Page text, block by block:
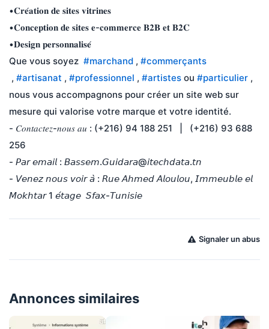
•𝐂𝐫𝐞́𝐚𝐭𝐢𝐨𝐧 𝐝𝐞 𝐬𝐢𝐭𝐞𝐬 𝐯𝐢𝐭𝐫𝐢𝐧𝐞𝐬
•𝐂𝐨𝐧𝐜𝐞𝐩𝐭𝐢𝐨𝐧 𝐝𝐞 𝐬𝐢𝐭𝐞𝐬 𝐞-𝐜𝐨𝐦𝐦𝐞𝐫𝐜𝐞 𝐁𝟐𝐁 𝐞𝐭 𝐁𝟐𝐂
•𝐃𝐞𝐬𝐢𝐠𝐧 𝐩𝐞𝐫𝐬𝐨𝐧𝐧𝐚𝐥𝐢𝐬𝐞́
Que vous soyez #marchand , #commerçants
, #artisanat , #professionnel , #artistes ou #particulier ,
nous vous accompagnons pour créer un site web sur
mesure qui valorise votre marque et votre identité.
- 𝐶𝑜𝑛𝑡𝑎𝑐𝑡𝑒𝑧-𝑛𝑜𝑢𝑠 𝑎𝑢 : (+216) 94 188 251   |   (+216) 93 688
256
- 𝘗𝘢𝘳 𝘦𝘮𝘢𝘪𝘭 : 𝘉𝘢𝘴𝘴𝘦𝘮.𝘎𝘶𝘪𝘥𝘢𝘳𝘢@𝘪𝘵𝘦𝘤𝘩𝘥𝘢𝘵𝘢.𝘵𝘯
- 𝘝𝘦𝘯𝘦𝘻 𝘯𝘰𝘶𝘴 𝘷𝘰𝘪𝘳 𝘢̀ : 𝘙𝘶𝘦 𝘈𝘩𝘮𝘦𝘥 𝘈𝘭𝘰𝘶𝘭𝘰𝘶, 𝘐𝘮𝘮𝘦𝘶𝘣𝘭𝘦 𝘦𝘭
𝘔𝘰𝘬𝘩𝘵𝘢𝘳 1 𝘦́𝘵𝘢𝘨𝘦  𝘚𝘧𝘢𝘹-𝘛𝘶𝘯𝘪𝘴𝘪𝘦
Signaler un abus
Annonces similaires